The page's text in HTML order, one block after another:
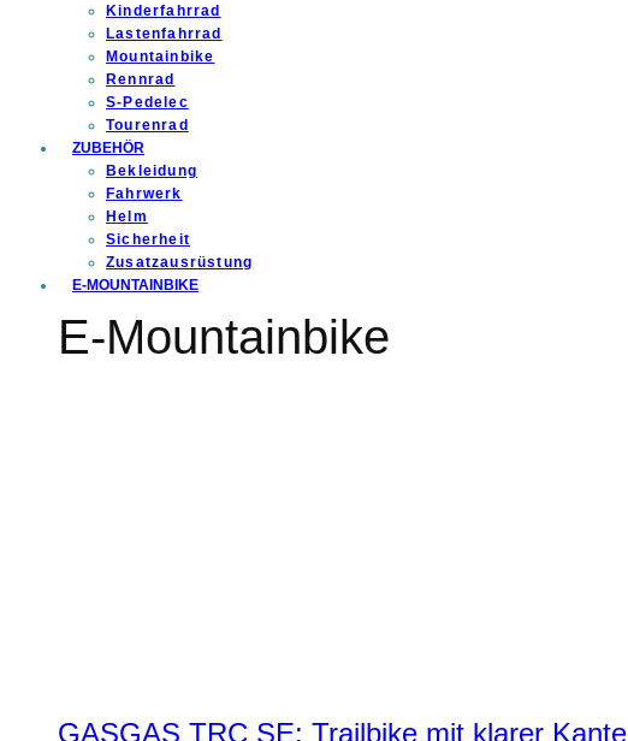
Kinderfahrrad
Lastenfahrrad
Mountainbike
Rennrad
S-Pedelec
Tourenrad
ZUBEHÖR
Bekleidung
Fahrwerk
Helm
Sicherheit
Zusatzausrüstung
E-MOUNTAINBIKE
E-Mountainbike
GASGAS TRC SE: Trailbike mit klarer Kante